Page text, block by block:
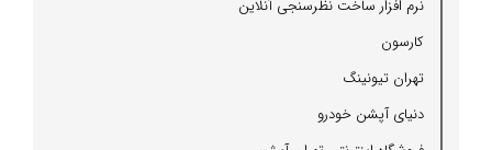
نرم افزار ساخت نظرسنجی آنلاین
كارسون
تهران تیونینگ
دنیای آپشن خودرو